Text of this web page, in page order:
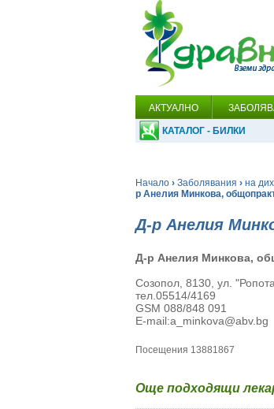
АКТУАЛНО
КАТАЛОГ - БИЛКИ
Начало › Заболявания › на
р Анелия Минкова,
Д-р Анелия
Д-р Анелия Минкова,
Созопол, 8130, ул.
тел.05514/4169
GSM 088/848 091
E-mail:a_minkova@abv.bg
Посещения 13881867
Още подходящи